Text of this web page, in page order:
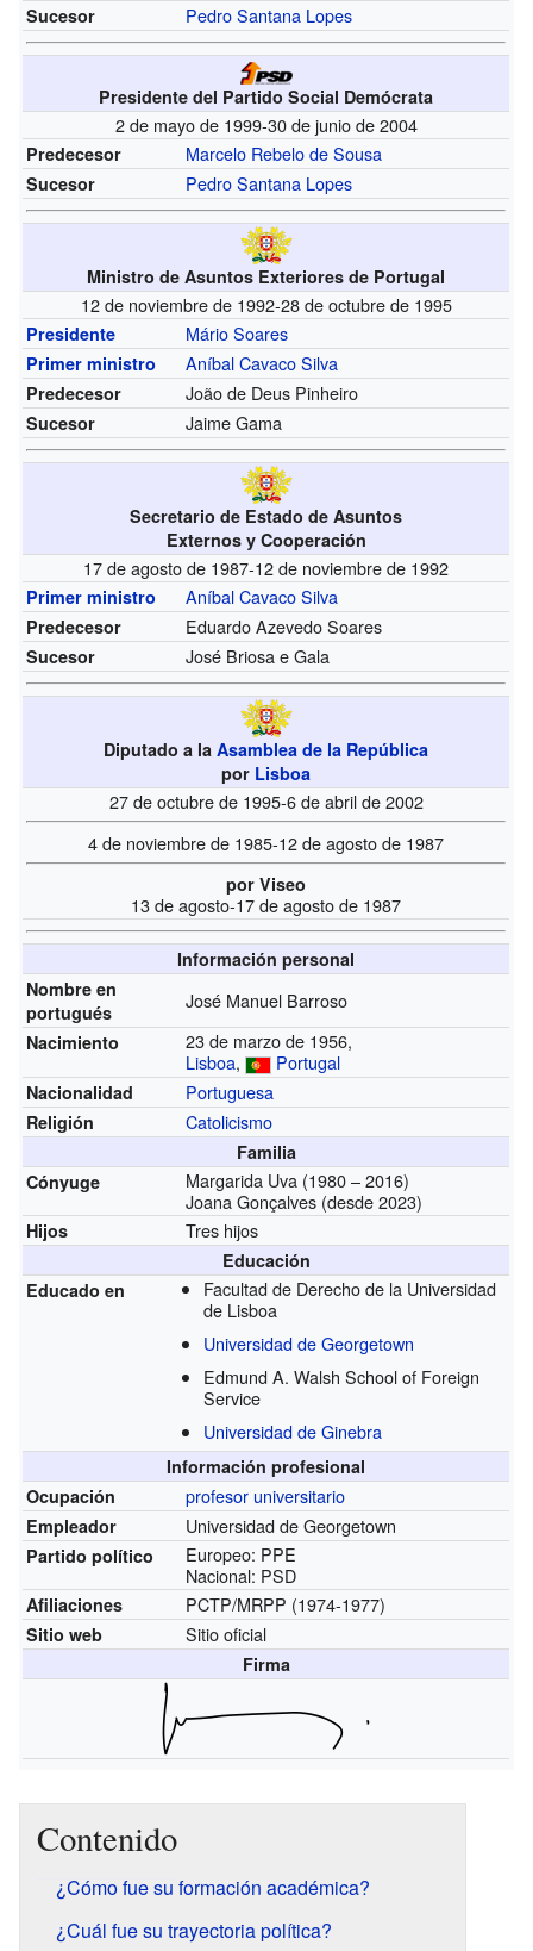
Sucesor Pedro Santana Lopes
Presidente del Partido Social Demócrata
2 de mayo de 1999-30 de junio de 2004
Predecesor Marcelo Rebelo de Sousa
Sucesor Pedro Santana Lopes
Ministro de Asuntos Exteriores de Portugal
12 de noviembre de 1992-28 de octubre de 1995
Presidente Mário Soares
Primer ministro Aníbal Cavaco Silva
Predecesor João de Deus Pinheiro
Sucesor Jaime Gama
Secretario de Estado de Asuntos
Externos y Cooperación
17 de agosto de 1987-12 de noviembre de 1992
Primer ministro Aníbal Cavaco Silva
Predecesor Eduardo Azevedo Soares
Sucesor José Briosa e Gala
Diputado a laAsamblea de la República
por Lisboa
27 de octubre de 1995-6 de abril de 2002
4 de noviembre de 1985-12 de agosto de 1987
por Viseo
13 de agosto-17 de agosto de 1987
Información personal
Nombre en
portugués
José Manuel Barroso
Nacimiento
23 de marzo de 1956,
Lisboa, Portugal
Nacionalidad Portuguesa
Religión Catolicismo
Familia
Cónyuge
Margarida Uva (1980 – 2016)
Joana Gonçalves (desde 2023)
Hijos Tres hijos
Educación
Educado en
Facultad de Derecho de la Universidad
de Lisboa
Universidad de Georgetown
Edmund A. Walsh School of Foreign
Service
Universidad de Ginebra
Información profesional
Ocupación
profesor universitario
Empleador Universidad de Georgetown
Partido político
Europeo: PPE
Nacional: PSD
Afiliaciones PCTP/MRPP (1974-1977)
Sitio web Sitio oficial
Firma
Contenido
¿Cómo fue su formación académica?
¿Cuál fue su trayectoria política?